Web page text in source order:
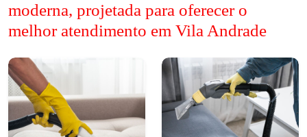
moderna, projetada para oferecer o
melhor atendimento em Vila Andrade